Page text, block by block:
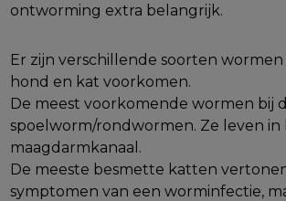
ontworming extra belangrijk.
Er zijn verschillende soorten wormen
hond en kat voorkomen.
De meest voorkomende wormen bij
spoelworm/rondwormen. Ze leven in
maagdarmkanaal.
De meeste besmette katten
symptomen van een worminfectie,